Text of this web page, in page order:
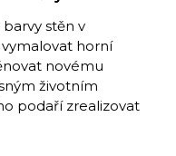
stěn v
horní
novému
životním
podaří zrealizovat